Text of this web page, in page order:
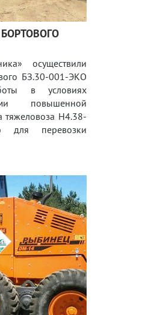
осуществили
БЗ.30-001-ЭКО
в условиях
повышенной
тяжеловоза Н4.38-
для перевозки